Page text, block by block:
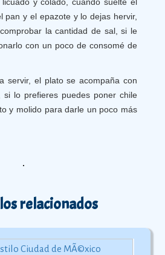
pan y el epazote y lo dejas hervir,
la cantidad de sal, si le
con un poco de consomé de
servir, el plato se acompaña con
si lo prefieres puedes poner chile
y molido para darle un poco más
relacionados